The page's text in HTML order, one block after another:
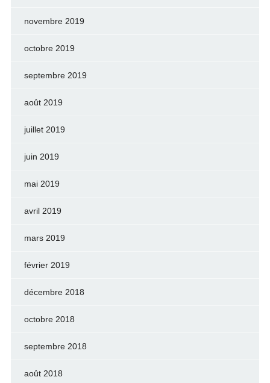
novembre 2019
octobre 2019
septembre 2019
août 2019
juillet 2019
juin 2019
mai 2019
avril 2019
mars 2019
février 2019
décembre 2018
octobre 2018
septembre 2018
août 2018